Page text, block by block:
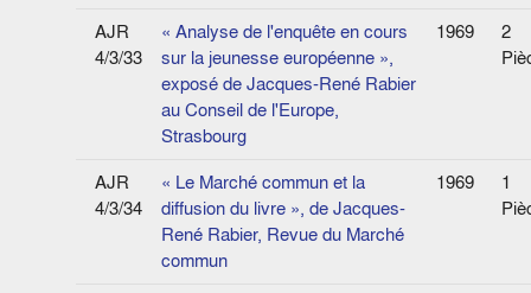
AJR
4/3/33
« Analyse de l'enquête en cours
sur la jeunesse européenne »,
exposé de Jacques-René Rabier
au Conseil de l'Europe,
Strasbourg
1969
2
AJR
4/3/34
« Le Marché commun et la
diffusion du livre », de Jacques-
René Rabier, Revue du Marché
commun
1969
1